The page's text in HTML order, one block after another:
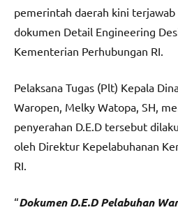
pemerintah daerah kini
dokumen Detail Engineering
Kementerian Perhubungan RI.
Pelaksana Tugas (Plt) Kepala
Waropen, Melky Watopa, SH,
penyerahan D.E.D tersebut
oleh Direktur Kepelabuhanan
RI.
“Dokumen D.E.D Pelabuhan